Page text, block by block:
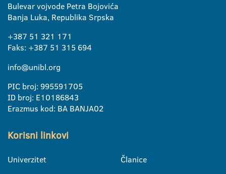
Bulevar vojvode Petra Bojovića
Banja Luka, Republika Srpska
+387 51 321 171
Faks: +387 51 315 694
info@unibl.org
PIC broj: 995591705
ID broj: E10186843
Erazmus kod: BA BANJA02
Korisni linkovi
Univerzitet
Članice